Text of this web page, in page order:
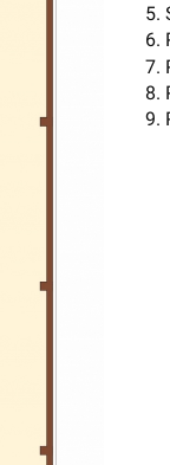
5.
6.
7.
8.
9.